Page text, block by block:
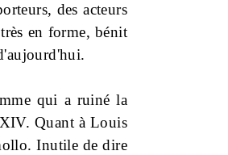
des acteurs
en forme, bénit
qui a ruiné la
Quant à Louis
Inutile de dire